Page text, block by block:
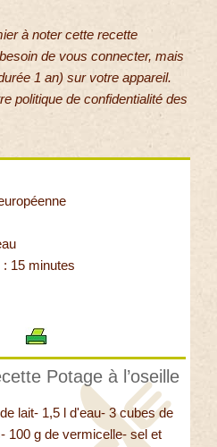
à noter cette recette
de vous connecter, mais
1 an) sur votre appareil.
politique de confidentialité des
15 minutes
Potage à l’oseille
lait- 1,5 l d'eau- 3 cubes de
100 g de vermicelle- sel et